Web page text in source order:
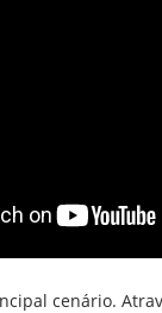
cenário.